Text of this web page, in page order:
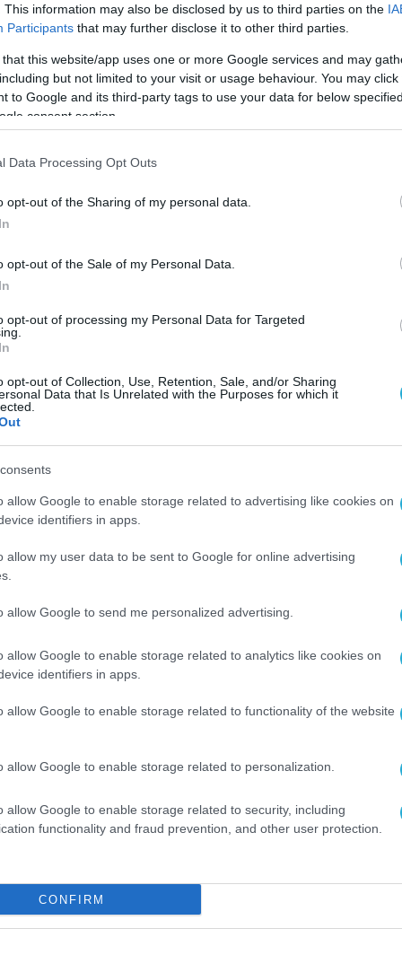
This information may also be disclosed by us to third parties on the
Participants that may further disclose it to other third parties.
that this website/app uses one or more Google services and may
but not limited to your visit or usage behaviour. You may
to Google and its third-party tags to use your data for below
consent section.
Data Processing Opt Outs
opt-out of the Sharing of my personal data.
opt-out of the Sale of my Personal Data.
opt-out of processing my Personal Data for Targeted
opt-out of Collection, Use, Retention, Sale, and/or Sharing
Data that Is Unrelated with the Purposes for which it
allow Google to enable storage related to advertising like cookies on
identifiers in apps.
allow my user data to be sent to Google for online advertising
allow Google to send me personalized advertising.
allow Google to enable storage related to analytics like cookies on
identifiers in apps.
allow Google to enable storage related to functionality of the website
allow Google to enable storage related to personalization.
allow Google to enable storage related to security, including
functionality and fraud prevention, and other user protection.
CONFIRM
υδάτων, στον εκσυγχρονισμό
στις ΤΠΕ θα συνεχίσουν να
είναι λίγο πάνω από τα 300 εκατ. ευρώ.
τις κεφαλαιακές εισροές, που θα
και οργανισμούς.
μας, γιατί αυτά τα σχήματα στην Ελλάδα,
Υποδομών και παλαιότερα το «Φαιστός»,
Επομένως υπολογίζοντας και την αδράνεια
πιθανόν να δούμε κοντά στο 2028
του νέο Ταμείου.
θέλουν να μας πείσουν οι προεξοφλήσεις των